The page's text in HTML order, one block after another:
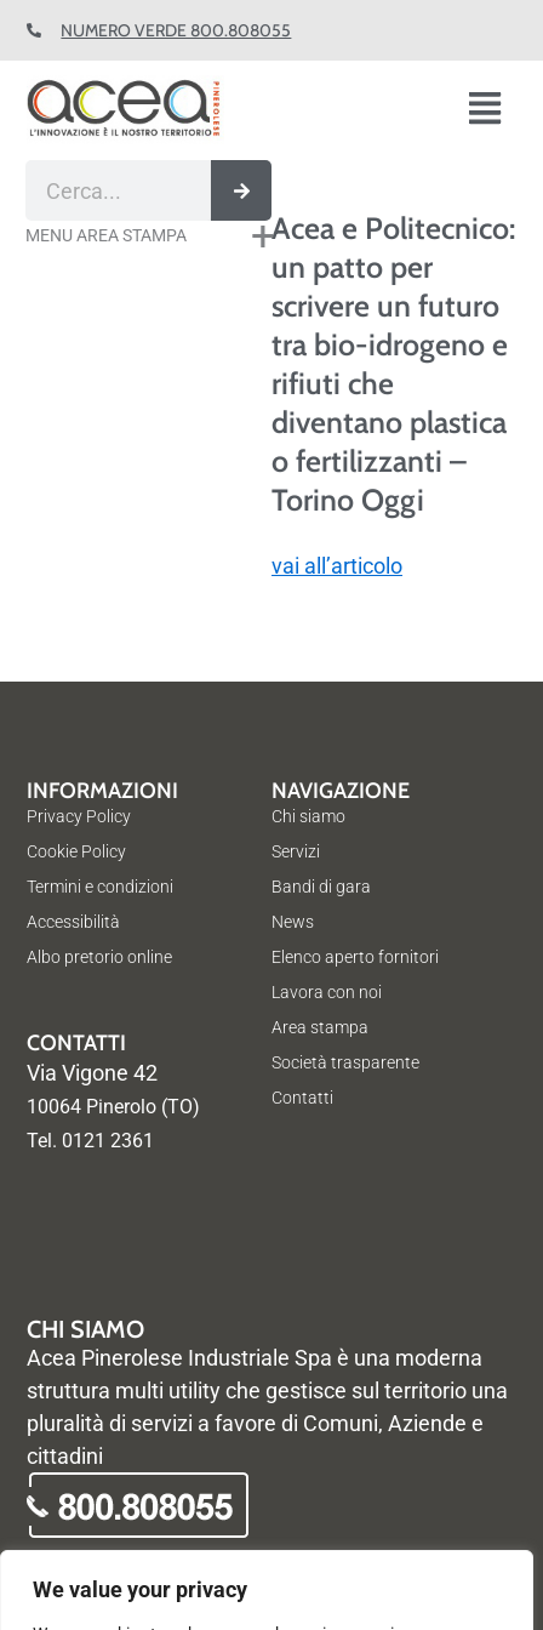
We value your privacy
NUMERO VERDE 800.808055
MENU AREA STAMPA
Acea e Politecnico:
un patto per
scrivere un futuro
tra bio-idrogeno e
rifiuti che
diventano plastica
o fertilizzanti –
Torino Oggi
vai all’articolo
CHI SIAMO
Acea Pinerolese Industriale Spa è una moderna
struttura multi utility che gestisce sul territorio una
pluralità di servizi a favore di Comuni, Aziende e
cittadini
NAVIGAZIONE
Chi siamo
Servizi
Bandi di gara
News
Elenco aperto fornitori
Lavora con noi
Area stampa
Società trasparente
Contatti
INFORMAZIONI
Privacy Policy
Cookie Policy
Termini e condizioni
Accessibilità
Albo pretorio online
CONTATTI
Via Vigone 42
10064 Pinerolo (TO)
Tel. 0121 2361